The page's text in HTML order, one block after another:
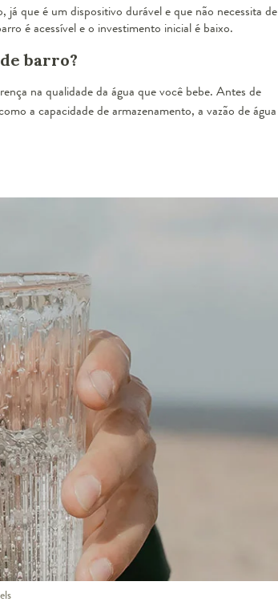
que é um dispositivo durável e que não necessita de
é acessível e o investimento inicial é baixo.
barro?
na qualidade da água que você bebe. Antes de
a capacidade de armazenamento, a vazão de água